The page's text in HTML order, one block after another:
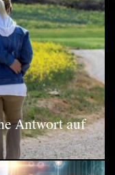
Antwort auf